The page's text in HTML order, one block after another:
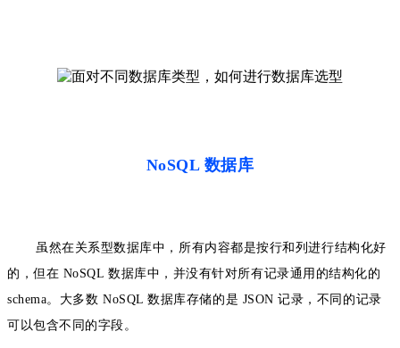
NoSQL 数据库
虽然在关系型数据库中，所有内容都是按行和列进行结构化好
的，但在 NoSQL 数据库中，并没有针对所有记录通用的结构化的
schema。大多数 NoSQL 数据库存储的是 JSON 记录，不同的记录
可以包含不同的字段。